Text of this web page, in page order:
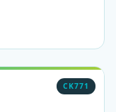
CK771